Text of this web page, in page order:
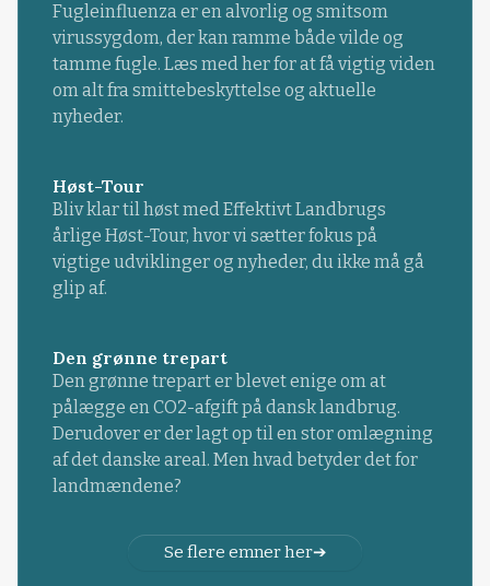
Fugleinfluenza er en alvorlig og smitsom
virussygdom, der kan ramme både vilde og
tamme fugle. Læs med her for at få vigtig viden
om alt fra smittebeskyttelse og aktuelle
nyheder.
Høst-Tour
Bliv klar til høst med Effektivt Landbrugs
årlige Høst-Tour, hvor vi sætter fokus på
vigtige udviklinger og nyheder, du ikke må gå
glip af.
Den grønne trepart
Den grønne trepart er blevet enige om at
pålægge en CO2-afgift på dansk landbrug.
Derudover er der lagt op til en stor omlægning
af det danske areal. Men hvad betyder det for
landmændene?
Se flere emner her